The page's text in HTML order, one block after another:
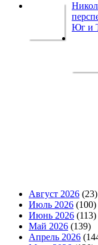
Юг и
Август 2026 (23)
Июль 2026 (100)
Июнь 2026 (113)
Май 2026 (139)
Апрель 2026